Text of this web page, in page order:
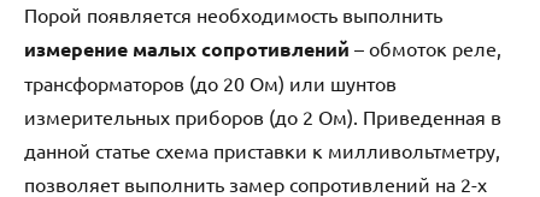
Порой появляется необходимость выполнить
измерение малых сопротивлений – обмоток реле,
трансформаторов (до 20 Ом) или шунтов
измерительных приборов (до 2 Ом). Приведенная в
данной статье схема приставки к милливольтметру,
позволяет выполнить замер сопротивлений на 2-х